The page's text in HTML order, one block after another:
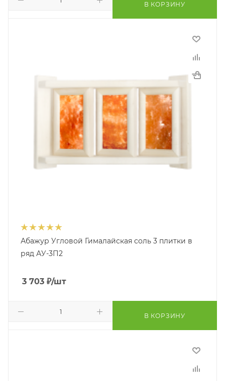
В КОРЗИНУ
Абажур Угловой Гималайская соль 3 плитки в
ряд АУ-3П2
3 703 ₽/шт
В КОРЗИНУ